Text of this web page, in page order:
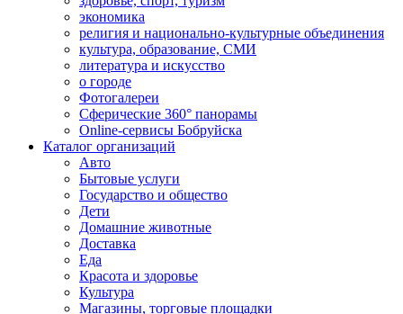
экономика
религия и национально-культурные объединения
культура, образование, СМИ
литература и искусство
о городе
Фотогалереи
Сферические 360° панорамы
Online-сервисы Бобруйска
Каталог организаций
Авто
Бытовые услуги
Государство и общество
Дети
Домашние животные
Доставка
Еда
Красота и здоровье
Культура
Магазины, торговые площадки